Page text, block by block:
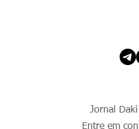
Jornal
Entre em